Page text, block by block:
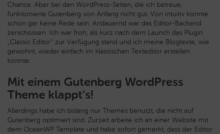
Chance. Aber bei den WordPress-Seiten, die ich betreue,
funktionierte Gutenberg von Anfang nicht gut. Von intuitiv konnte
schon gar keine Rede sein. Andauernd war das Editor-Backend
zerschossen. Ich war froh, als kurz nach dem Launch das Plugin
„Classic Editor“ zur Verfügung stand und ich meine Blogtexte, wie
gewohnt, wieder einfach im klassischen Texteditor erstellen
konnte.
Mit einem Gutenberg WordPress
Theme klappt’s!
Allerdings habe ich bislang nur Themes benutzt, die nicht auf
Gutenberg optimiert sind. Zurzeit arbeite ich an einer Website mit
dem OceanWP Template und habe sofort gemerkt, dass der Editor